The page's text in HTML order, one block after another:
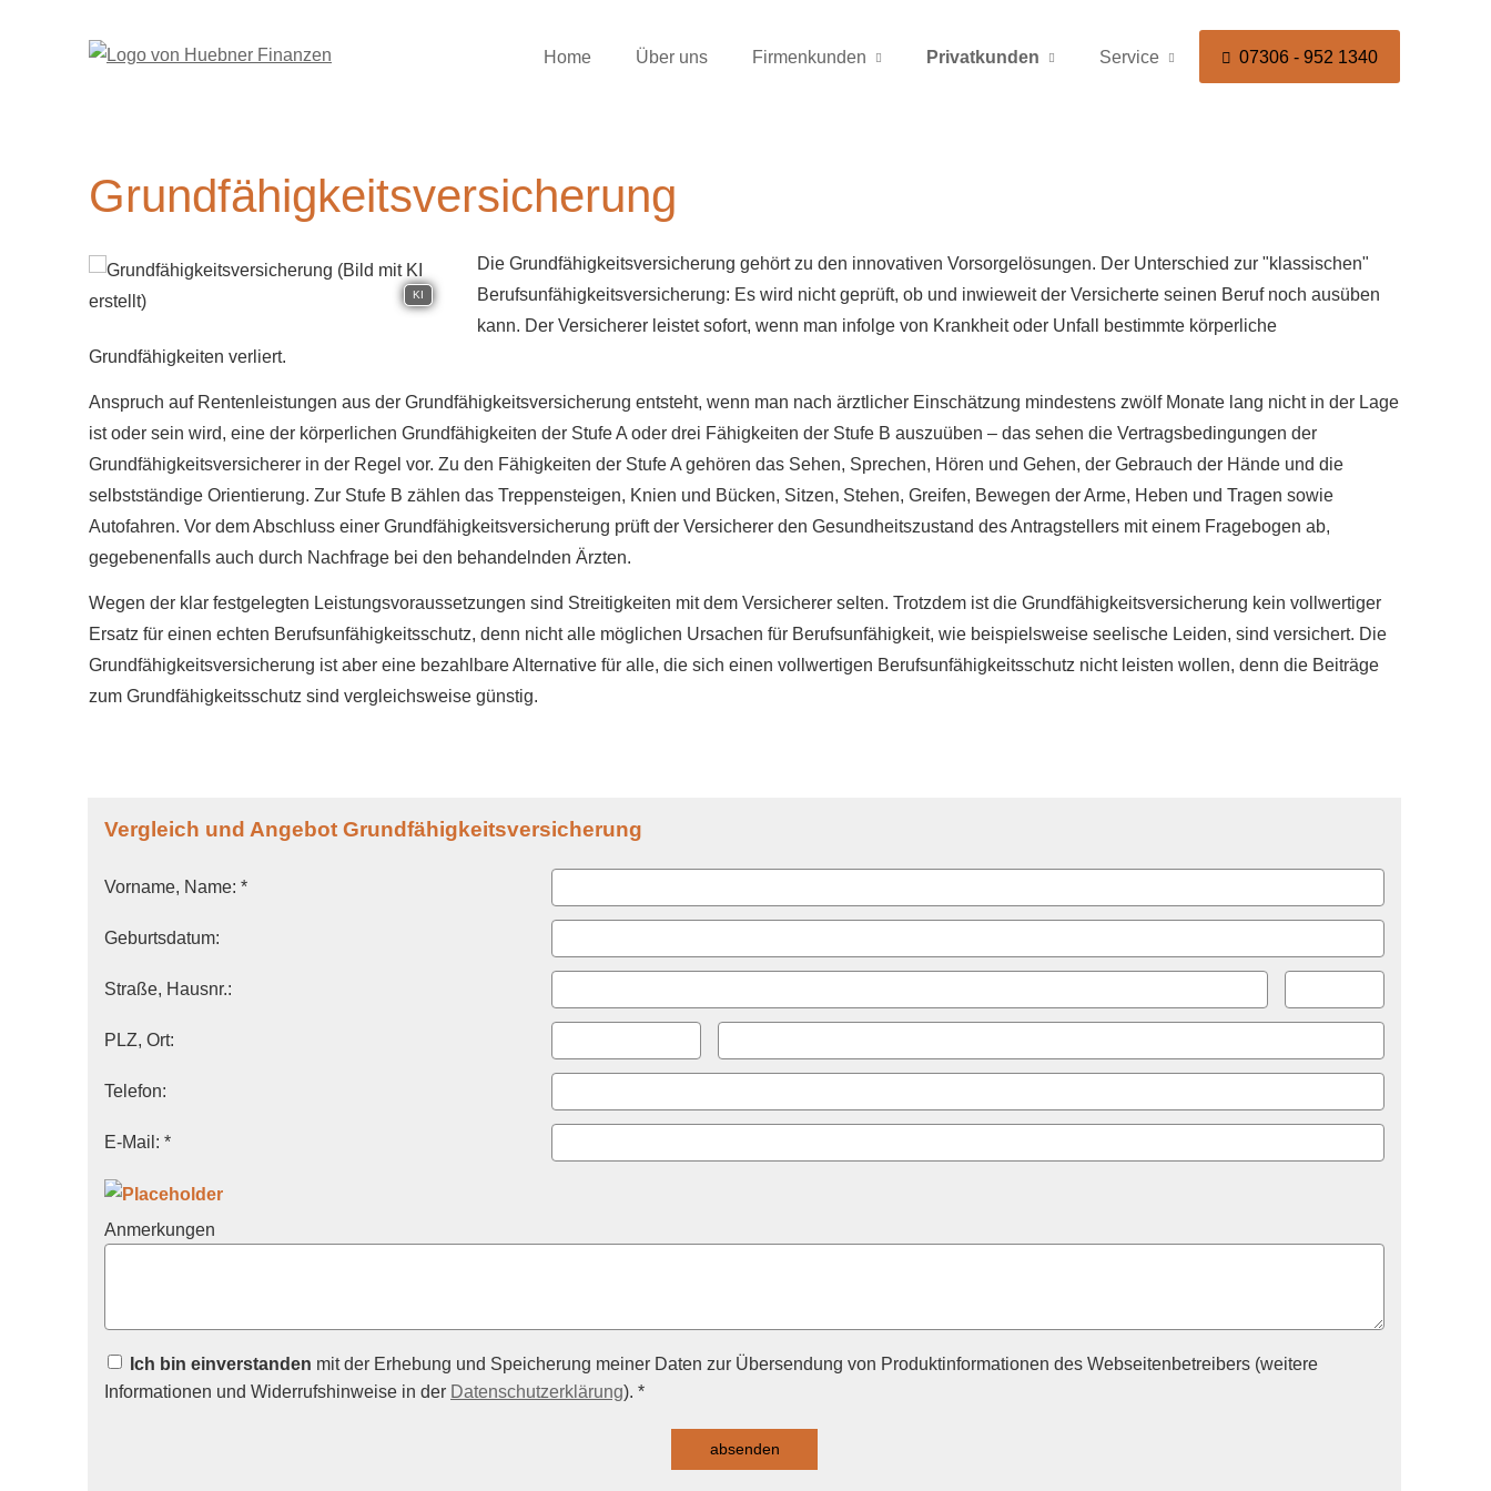
Home Über uns Firmenkunden Privatkunden Service 07306 - 952 1340
Grundfähigkeitsversicherung
KI
Die Grundfähigkeitsversicherung gehört zu den innovativen Vorsorgelösungen. Der Unterschied zur "klassischen"
Berufs­unfähig­keitsversicherung: Es wird nicht geprüft, ob und inwieweit der Versicherte seinen Beruf noch ausüben
kann. Der Versicherer leistet sofort, wenn man infolge von Krankheit oder Unfall bestimmte körperliche
Grundfähigkeiten verliert.
Anspruch auf Rentenleistungen aus der Grundfähigkeitsversicherung entsteht, wenn man nach ärztlicher Einschätzung mindestens zwölf Monate lang nicht in der Lage
ist oder sein wird, eine der körperlichen Grundfähigkeiten der Stufe A oder drei Fähigkeiten der Stufe B auszuüben – das sehen die Vertragsbedingungen der
Grundfähigkeitsversicherer in der Regel vor. Zu den Fähigkeiten der Stufe A gehören das Sehen, Sprechen, Hören und Gehen, der Gebrauch der Hände und die
selbstständige Orientierung. Zur Stufe B zählen das Treppensteigen, Knien und Bücken, Sitzen, Stehen, Greifen, Bewegen der Arme, Heben und Tragen sowie
Autofahren. Vor dem Abschluss einer Grundfähigkeitsversicherung prüft der Versicherer den Gesundheitszustand des Antragstellers mit einem Fragebogen ab,
gegebenenfalls auch durch Nachfrage bei den behandelnden Ärzten.
Wegen der klar festgelegten Leistungsvoraussetzungen sind Streitigkeiten mit dem Versicherer selten. Trotzdem ist die Grundfähigkeitsversicherung kein vollwertiger
Ersatz für einen echten Berufs­unfähig­keitsschutz, denn nicht alle möglichen Ursachen für Berufs­unfähig­keit, wie beispielsweise seelische Leiden, sind versichert. Die
Grundfähigkeitsversicherung ist aber eine bezahlbare Alternative für alle, die sich einen vollwertigen Berufs­unfähig­keitsschutz nicht leisten wollen, denn die Beiträge
zum Grundfähigkeitsschutz sind vergleichsweise günstig.
Vergleich und Angebot Grundfähigkeitsversicherung
Vorname, Name: *
Geburts­datum:
Straße, Hausnr.:
PLZ, Ort:
Telefon:
E-Mail: *
Anmerkungen
Ich bin einverstanden mit der Erhebung und Speicherung meiner Daten zur Übersendung von Produktinformationen des Webseitenbetreibers (weitere
Informationen und Widerrufshinweise in der Datenschutzerklärung). *
absenden